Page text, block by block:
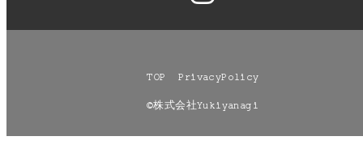
TOP PrivacyPolicy
©株式会社Yukiyanagi